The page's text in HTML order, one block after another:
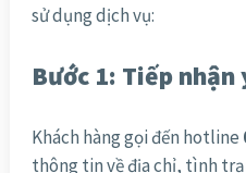
sử dụng dịch vụ:
Bước 1: Tiếp nhận
Khách hàng gọi đến hotline
thông tin về địa chỉ, tình